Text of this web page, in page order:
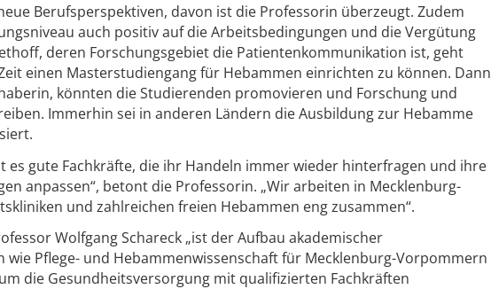
Berufsperspektiven, davon ist die Professorin überzeugt. Zudem
auch positiv auf die Arbeitsbedingungen und die Vergütung
deren Forschungsgebiet die Patientenkommunikation ist, geht
einen Masterstudiengang für Hebammen einrichten zu können. Dann
könnten die Studierenden promovieren und Forschung und
Immerhin sei in anderen Ländern die Ausbildung zur Hebamme
es gute Fachkräfte, die ihr Handeln immer wieder hinterfragen und ihre
anpassen“, betont die Professorin. „Wir arbeiten in Mecklenburg-
und zahlreichen freien Hebammen eng zusammen“.
Wolfgang Schareck „ist der Aufbau akademischer
wie Pflege- und Hebammenwissenschaft für Mecklenburg-Vorpommern
die Gesundheitsversorgung mit qualifizierten Fachkräften